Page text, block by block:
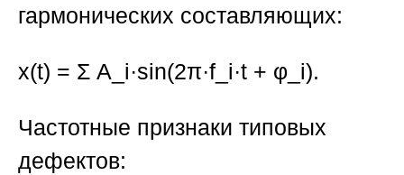
гармонических составляющих:
x(t) = Σ A_i·sin(2π·f_i·t + φ_i).
Частотные признаки типовых
дефектов: